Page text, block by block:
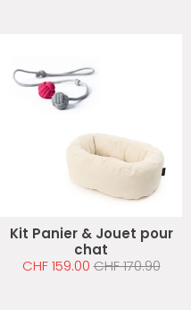
Kit Panier & Jouet pour
chat
CHF 159.00 CHF 170.90